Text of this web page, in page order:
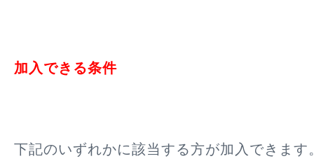
加入できる条件
下記のいずれかに該当する方が加入できます